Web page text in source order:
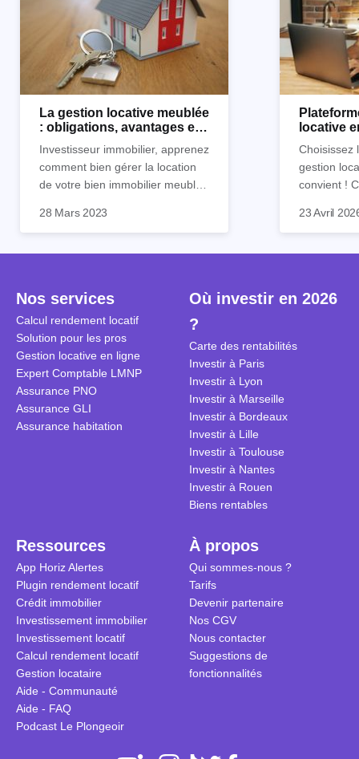
La gestion locative meublée
: obligations, avantages et
Investisseur immobilier, apprenez
comment bien gérer la location
de votre bien immobilier meublé !
obligations en tant que
inconvénients présente ce type
28 Mars 2023
locative
Choisissez
gestion
convient !
découvrez
23 Avril
Nos services
Calcul rendement locatif
Solution pour les pros
Gestion locative en ligne
Expert Comptable LMNP
Assurance PNO
Assurance GLI
Assurance habitation
Où investir en 2026
?
Carte des rentabilités
Investir à Paris
Investir à Lyon
Investir à Marseille
Investir à Bordeaux
Investir à Lille
Investir à Toulouse
Investir à Nantes
Investir à Rouen
Biens rentables
Ressources
App Horiz Alertes
Plugin rendement locatif
Crédit immobilier
Investissement immobilier
Investissement locatif
Calcul rendement locatif
Gestion locataire
Aide - Communauté
Aide - FAQ
Podcast Le Plongeoir
À propos
Qui sommes-nous ?
Tarifs
Devenir partenaire
Nos CGV
Nous contacter
Suggestions de
fonctionnalités